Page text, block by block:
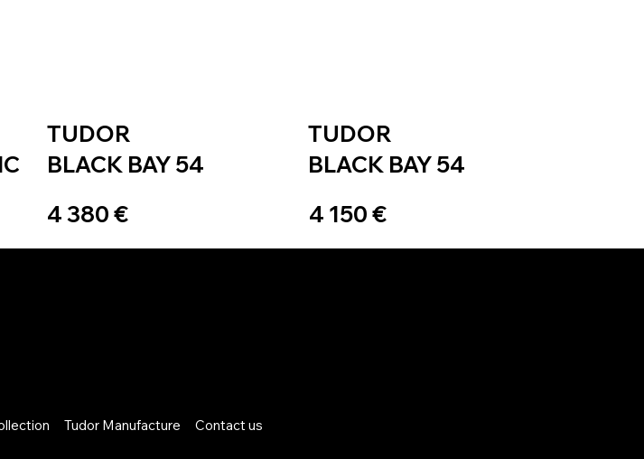
TUDOR
BLACK BAY 54
4 380 €
TUDOR
BLACK BAY 54
4 150 €
Tudor Manufacture Contact us